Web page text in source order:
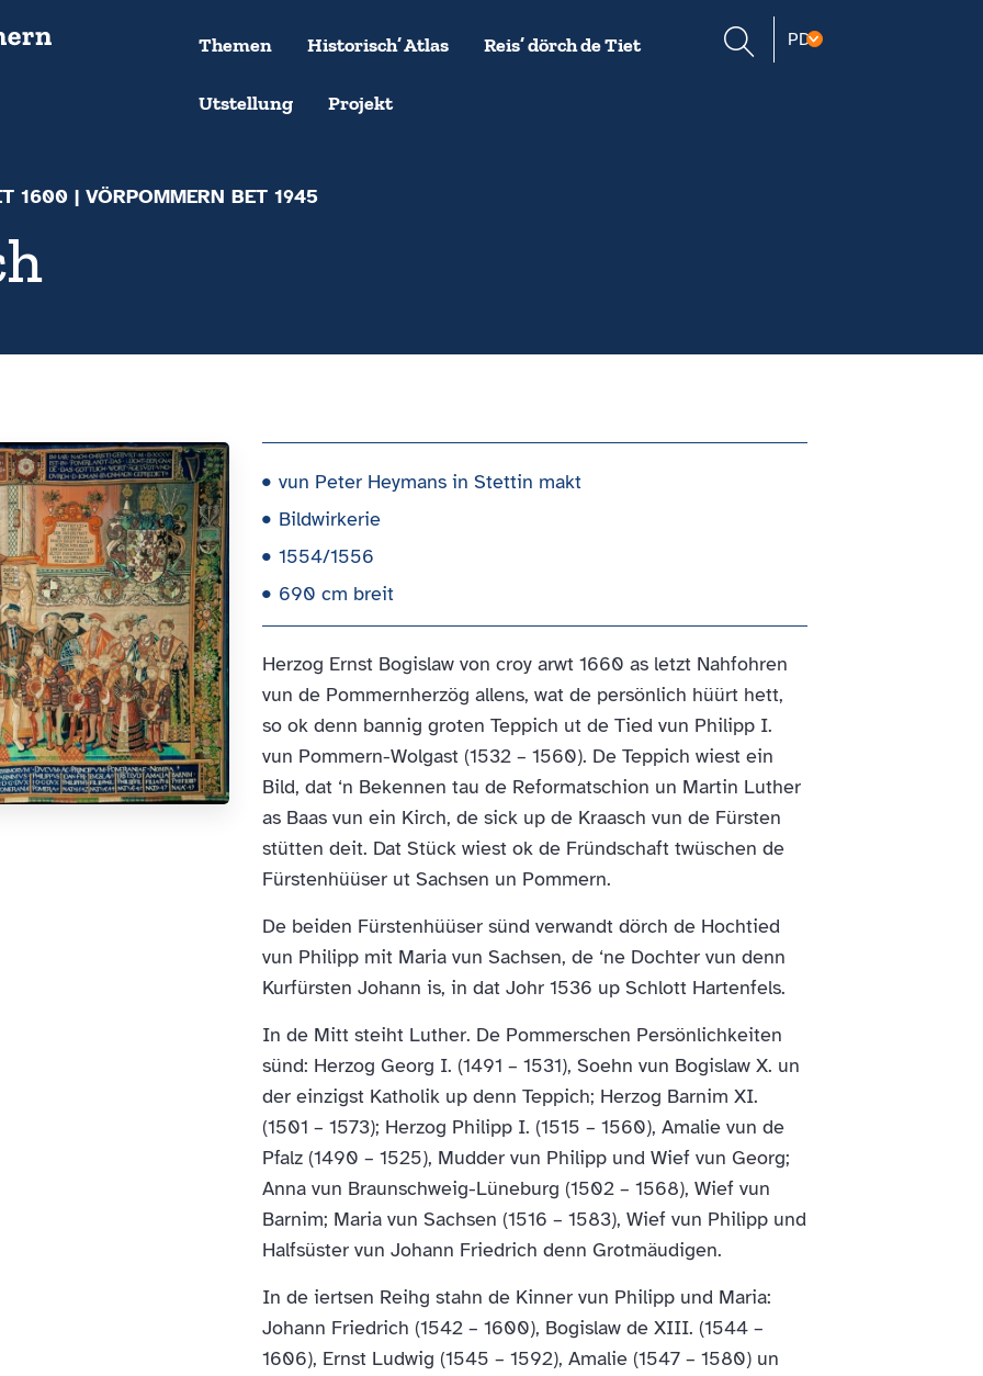
Suche
PDöffnen
Themen Historisch’ Atlas Reis’ dörch de Tiet
Utstellung Projekt
1600 | VÖRPOMMERN BET 1945
vun Peter Heymans in Stettin makt
Bildwirkerie
1554/1556
690 cm breit
Herzog Ernst Bogislaw von croy arwt 1660 as letzt Nahfohren
vun de Pommernherzög allens, wat de persönlich hüürt hett,
so ok denn bannig groten Teppich ut de Tied vun Philipp I.
vun Pommern-Wolgast (1532 – 1560). De Teppich wiest ein
Bild, dat ‘n Bekennen tau de Reformatschion un Martin Luther
as Baas vun ein Kirch, de sick up de Kraasch vun de Fürsten
stütten deit. Dat Stück wiest ok de Fründschaft twüschen de
Fürstenhüüser ut Sachsen un Pommern.
De beiden Fürstenhüüser sünd verwandt dörch de Hochtied
vun Philipp mit Maria vun Sachsen, de ‘ne Dochter vun denn
Kurfürsten Johann is, in dat Johr 1536 up Schlott Hartenfels.
In de Mitt steiht Luther. De Pommerschen Persönlichkeiten
sünd: Herzog Georg I. (1491 – 1531), Soehn vun Bogislaw X. un
der einzigst Katholik up denn Teppich; Herzog Barnim XI.
(1501 – 1573); Herzog Philipp I. (1515 – 1560), Amalie vun de
Pfalz (1490 – 1525), Mudder vun Philipp und Wief vun Georg;
Anna vun Braunschweig-Lüneburg (1502 – 1568), Wief vun
Barnim; Maria vun Sachsen (1516 – 1583), Wief vun Philipp und
Halfsüster vun Johann Friedrich denn Grotmäudigen.
In de iertsen Reihg stahn de Kinner vun Philipp und Maria:
Johann Friedrich (1542 – 1600), Bogislaw de XIII. (1544 –
1606), Ernst Ludwig (1545 – 1592), Amalie (1547 – 1580) un